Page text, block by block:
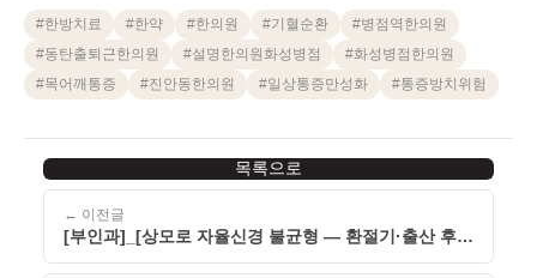
#한방치료 #한약 #한의원 #기혈순환 #병점역한의원
#동탄출퇴근한의원 #설명한의원화성병점 #화성병점한의원
#목어깨통증 #진안동한의원 #일상통증만성화 #통증방치위험
← 이전글
[부인과]_[상모로 자율신경 불균형 — 환절기·출산 후·
갱년기에 더 흔들리는 이유]_[260505]
목록으로